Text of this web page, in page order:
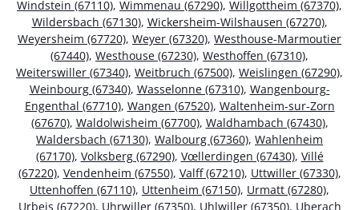
Windstein (67110), Wimmenau (67290), Willgottheim (67370),
Wildersbach (67130), Wickersheim-Wilshausen (67270),
Weyersheim (67720), Weyer (67320), Westhouse-Marmoutier
(67440), Westhouse (67230), Westhoffen (67310),
Weiterswiller (67340), Weitbruch (67500), Weislingen (67290),
Weinbourg (67340), Wasselonne (67310), Wangenbourg-
Engenthal (67710), Wangen (67520), Waltenheim-sur-Zorn
(67670), Waldolwisheim (67700), Waldhambach (67430),
Waldersbach (67130), Walbourg (67360), Wahlenheim
(67170), Volksberg (67290), Vœllerdingen (67430), Villé
(67220), Vendenheim (67550), Valff (67210), Uttwiller (67330),
Uttenhoffen (67110), Uttenheim (67150), Urmatt (67280),
Urbeis (67220), Uhrwiller (67350), Uhlwiller (67350), Uberach